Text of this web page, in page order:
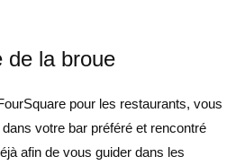
de la broue
pour les restaurants, vous
votre bar préféré et rencontré
afin de vous guider dans les